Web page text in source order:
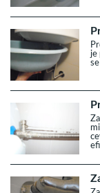
je